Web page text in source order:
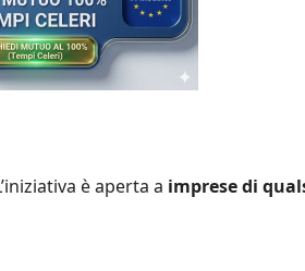
è aperta a imprese di